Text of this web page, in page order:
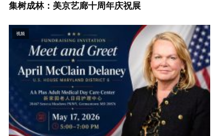
集树成林：美京艺廊十周年庆祝展
视频